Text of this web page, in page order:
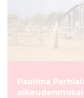
Pauliina